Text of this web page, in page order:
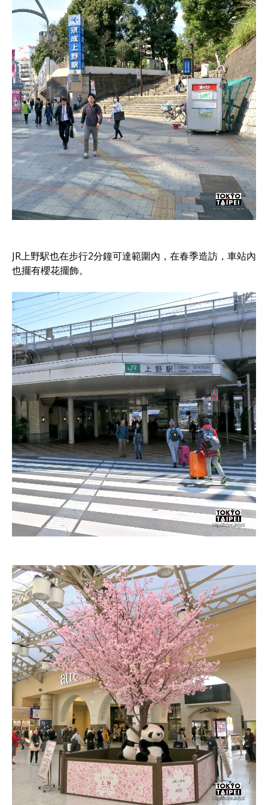
JR上野駅也在步行2分鐘可達範圍內，在春季造訪，車站內
也擺有櫻花擺飾。